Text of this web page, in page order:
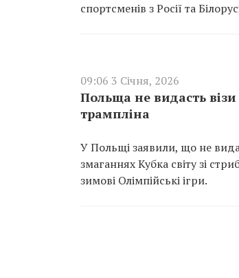
спортсменів з Росії та
09:06 3 Січня, 2026
Польща не видасть візи
трампліна
У Польщі заявили, що не
змаганнях Кубка світу зі
зимові Олімпійські ігри.